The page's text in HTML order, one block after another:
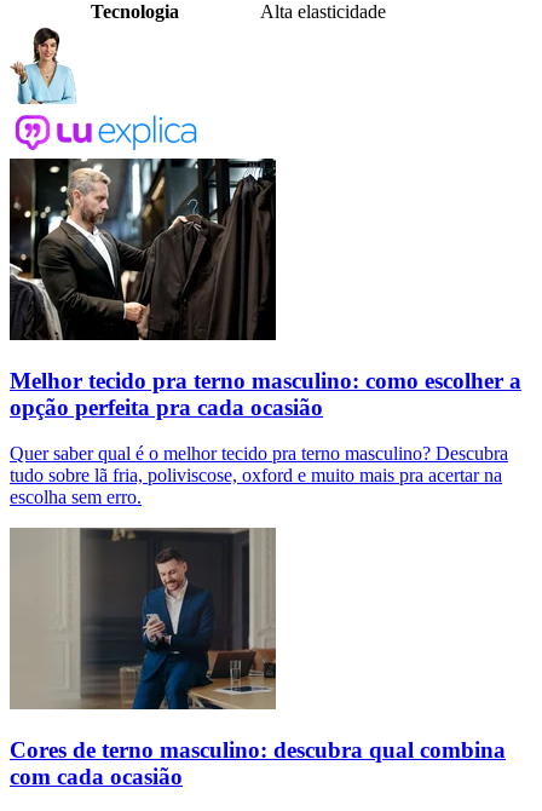
Tecnologia
Alta elasticidade
Melhor tecido pra terno masculino: como escolher a
opção perfeita pra cada ocasião
Quer saber qual é o melhor tecido pra terno masculino? Descubra
tudo sobre lã fria, poliviscose, oxford e muito mais pra acertar na
escolha sem erro.
Cores de terno masculino: descubra qual combina
com cada ocasião